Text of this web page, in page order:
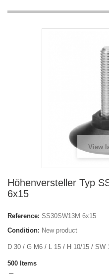
View
Höhenversteller Typ
6x15
Reference: SS30SW13M 6x15
Condition: New product
D 30 / G M6 / L 15 / H 10/15 / SW
500 Items